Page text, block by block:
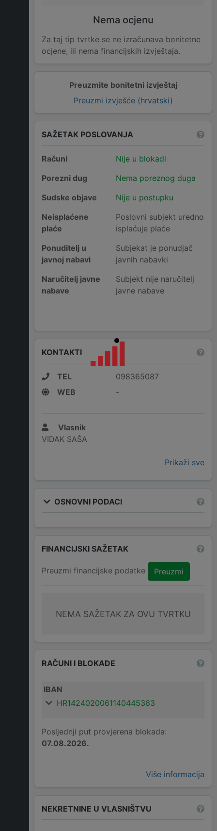
Preuzmite bonitetni izvještaj
Preuzmi izvješće (hrvatski)
Nema ocjenu
Za taj tip tvrtke se ne izračunava bonitetne
ocjene, ili nema financijskih izvještaja.
SAŽETAK POSLOVANJA
Računi
Nije u blokadi
Porezni dug
Nema poreznog duga
Sudske objave
Nije u postupku
Neisplaćene
plaće
Poslovni subjekt uredno
isplaćuje plaće
Ponuditelj u
javnoj nabavi
Subjekat je ponudjač
javnih nabavki
Naručitelj javne
nabave
Subjekt nije naručitelj
javne nabave
KONTAKTI
TEL
098365087
WEB
-
Vlasnik
VIDAK SAŠA
Prikaži sve
OSNOVNI PODACI
FINANCIJSKI SAŽETAK
Preuzmi financijske podatke Preuzmi
NEMA SAŽETAK ZA OVU TVRTKU
RAČUNI I BLOKADE
IBAN
HR1424020061140445363
Posljednji put provjerena blokada:
07.08.2026.
Više informacija
NEKRETNINE U VLASNIŠTVU